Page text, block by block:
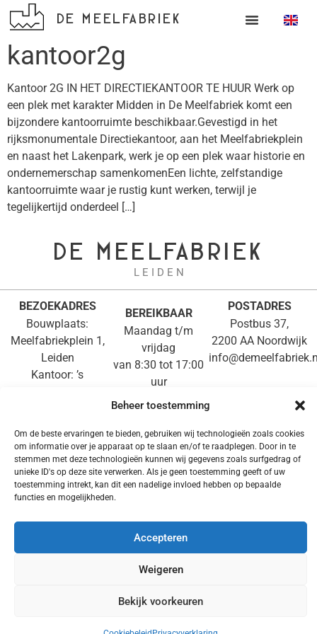
Beheer toestemming
Om de beste ervaringen te bieden, gebruiken wij technologieën zoals cookies
om informatie over je apparaat op te slaan en/of te raadplegen. Door in te
stemmen met deze technologieën kunnen wij gegevens zoals surfgedrag of
unieke ID's op deze site verwerken. Als je geen toestemming geeft of uw
toestemming intrekt, kan dit een nadelige invloed hebben op bepaalde
functies en mogelijkheden.
Accepteren
Weigeren
Bekijk voorkeuren
DE MEELFABRIEK
kantoor2g
Kantoor 2G IN HET DIRECTIEKANTOOR TE HUUR Werk op
een plek met karakter Midden in De Meelfabriek komt een
bijzondere kantoorruimte beschikbaar.Gevestigd in het
rijksmonumentale Directiekantoor, aan het Meelfabriekplein
en naast het Lakenpark, werk je op een plek waar historie en
ondernemerschap samenkomenEen lichte, zelfstandige
kantoorruimte waar je rustig kunt werken, terwijl je
tegelijkertijd onderdeel […]
DE MEELFABRIEK
L E I D E N
BEZOEKADRES
Bouwplaats:
Meelfabriekplein 1,
Leiden
Kantoor: ’s
BEREIKBAAR
Maandag t/m
vrijdag
van 8:30 tot 17:00
uur
071-3610714
POSTADRES
Postbus 37,
2200 AA Noordwijk
DISCLAIMER|PRIVACY|PERSKIT|COOKIE
POLICY
Made by De Meelfabriek © All rights reserved